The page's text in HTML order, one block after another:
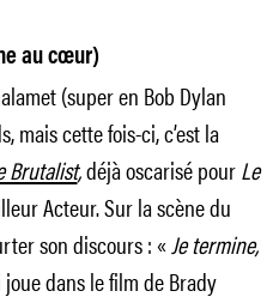
au cœur)
(super en Bob Dylan
mais cette fois-ci, c’est la
Brutalist,déjà oscarisé pourLe
Acteur. Sur la scène du
son discours : «Je termine,
joue dans le film de Brady